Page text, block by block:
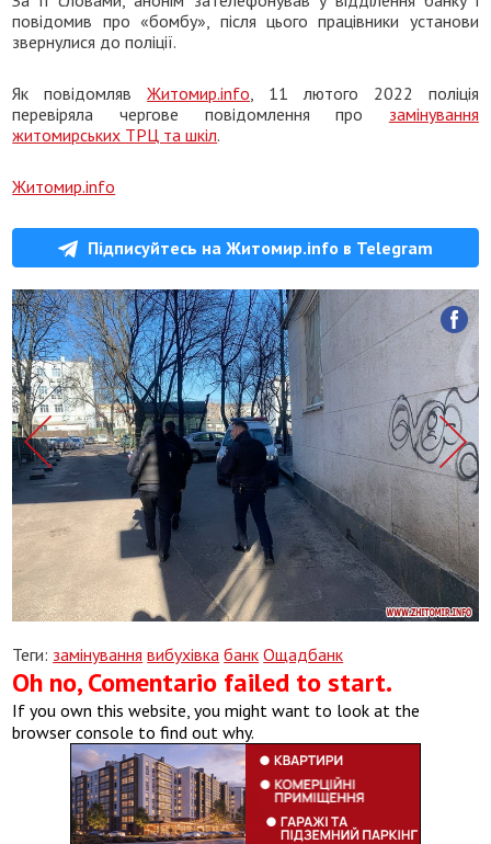
повідомив про «бомбу», після цього працівники установи
звернулися до поліції.
Як повідомлявЖитомир.info , 11 лютого 2022 поліція
перевіряла чергове повідомлення про замінування
житомирських ТРЦ та шкіл.
Житомир.info
Підписуйтесь на Житомир.info в Telegram
Теги: замінування вибухівка банк Ощадбанк
Oh no, Comentario failed to start.
If you own this website, you might want to look at the
browser console to find out why.